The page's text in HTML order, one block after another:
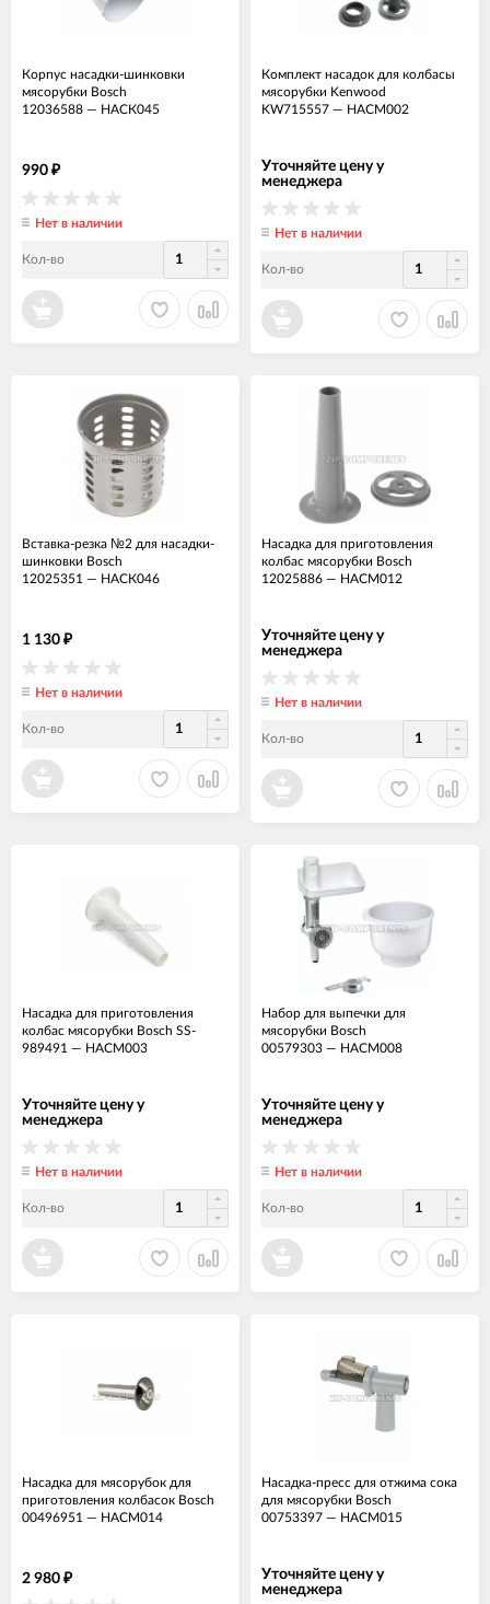
Корпус насадки-шинковки
мясорубки Bosch
12036588 — НАСК045
990 ₽
Нет в наличии
Кол-во
Комплект насадок для колбасы
мясорубки Kenwood
KW715557 — НАСМ002
Уточняйте цену у
менеджера
Нет в наличии
Кол-во
Вставка-резка №2 для насадки-
шинковки Bosch
12025351 — НАСК046
1 130 ₽
Нет в наличии
Кол-во
Насадка для приготовления
колбас мясорубки Bosch
12025886 — НАСМ012
Уточняйте цену у
менеджера
Нет в наличии
Кол-во
Насадка для приготовления
колбас мясорубки Bosch SS-
989491 — НАСМ003
Уточняйте цену у
менеджера
Нет в наличии
Кол-во
Набор для выпечки для
мясорубки Bosch
00579303 — НАСМ008
Уточняйте цену у
менеджера
Нет в наличии
Кол-во
Насадка для мясорубок для
приготовления колбасок Bosch
00496951 — НАСМ014
2 980 ₽
Hасадка-пресс для отжима сока
для мясорубки Bosch
00753397 — НАСМ015
Уточняйте цену у
менеджера